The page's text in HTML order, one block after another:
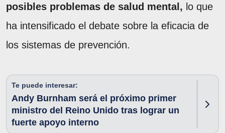
posibles problemas de salud mental, lo que
ha intensificado el debate sobre la eficacia de
los sistemas de prevención.
Te puede interesar:
Andy Burnham será el próximo primer
ministro del Reino Unido tras lograr un
fuerte apoyo interno